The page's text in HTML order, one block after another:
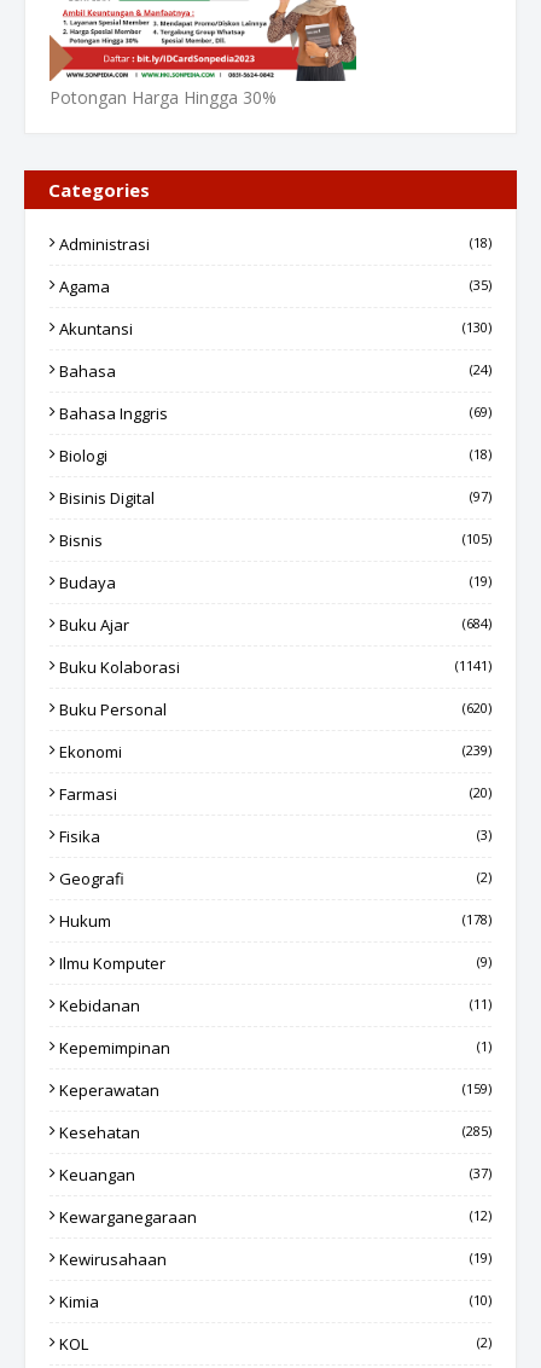
Potongan Harga Hingga 30%
Categories
Administrasi (18)
Agama (35)
Akuntansi (130)
Bahasa (24)
Bahasa Inggris (69)
Biologi (18)
Bisinis Digital (97)
Bisnis (105)
Budaya (19)
Buku Ajar (684)
Buku Kolaborasi (1141)
Buku Personal (620)
Ekonomi (239)
Farmasi (20)
Fisika (3)
Geografi (2)
Hukum (178)
Ilmu Komputer (9)
Kebidanan (11)
Kepemimpinan (1)
Keperawatan (159)
Kesehatan (285)
Keuangan (37)
Kewarganegaraan (12)
Kewirusahaan (19)
Kimia (10)
KOL (2)